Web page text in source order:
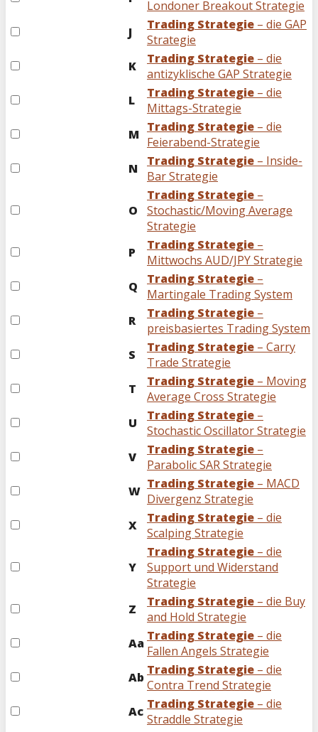
Londoner Breakout Strategie
J
Trading Strategie – die GAP
Strategie
K
Trading Strategie – die
antizyklische GAP Strategie
L
Trading Strategie – die
Mittags-Strategie
M Trading Strategie – die
Feierabend-Strategie
N
Trading Strategie – Inside-
Bar Strategie
O
Trading Strategie –
Stochastic/Moving Average
Strategie
P
Trading Strategie –
Mittwochs AUD/JPY Strategie
Q
Trading Strategie –
Martingale Trading System
R
Trading Strategie –
preisbasiertes Trading System
S
Trading Strategie – Carry
Trade Strategie
T
Trading Strategie – Moving
Average Cross Strategie
U
Trading Strategie –
Stochastic Oscillator Strategie
V
Trading Strategie –
Parabolic SAR Strategie
W Trading Strategie – MACD
Divergenz Strategie
X
Trading Strategie – die
Scalping Strategie
Y
Trading Strategie – die
Support und Widerstand
Strategie
Z
Trading Strategie – die Buy
and Hold Strategie
Aa Trading Strategie – die
Fallen Angels Strategie
Ab Trading Strategie – die
Contra Trend Strategie
Ac Trading Strategie – die
Straddle Strategie